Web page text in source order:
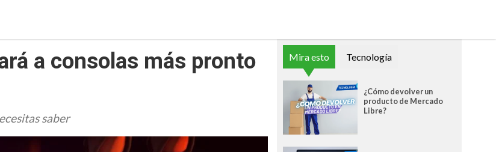
a consolas más pronto
saber
Mira esto Tecnología
¿Cómo devolver un
producto de Mercado
Libre?